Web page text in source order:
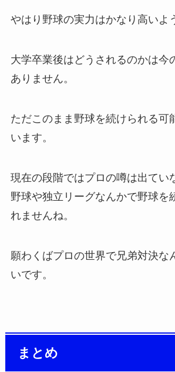
やはり野球の実力はかなり高いよ
大学卒業後はどうされるのかは今
ありません。
ただこのまま野球を続けられる可
います。
現在の段階ではプロの噂は出てい
野球や独立リーグなんかで野球を
れませんね。
願わくばプロの世界で兄弟対決な
いです。
まとめ